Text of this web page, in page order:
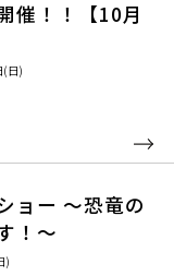
催！！【10月
(日)
ョー ～恐竜の
！～
)